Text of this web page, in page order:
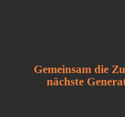
Gemeinsam die
nächste